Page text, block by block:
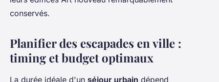
conservés.
Planifier des escapades en ville :
timing et budget optimaux
La durée idéale d'un séjour urbain dépend